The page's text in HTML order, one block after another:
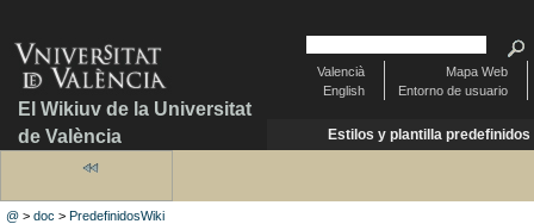
El Wikiuv de la Universitat
de València
Mapa Web
Entorno de usuario
Valencià
English
Estilos y plantilla predefinidos
@ >doc >PredefinidosWiki